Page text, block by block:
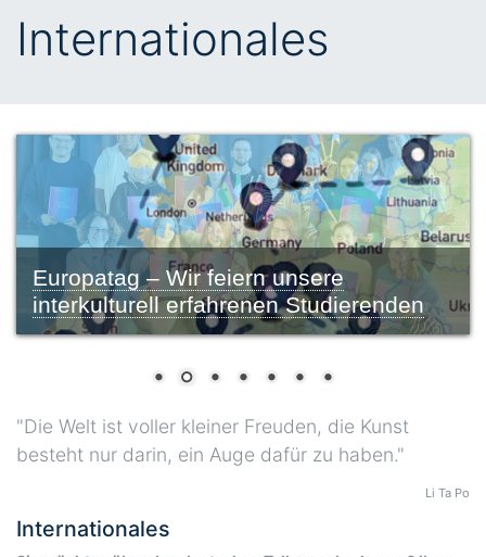
Internationales
Mobilitäten 2024
"Die Welt ist voller kleiner Freuden, die Kunst
besteht nur darin, ein Auge dafür zu haben."
Li Ta Po
Internationales